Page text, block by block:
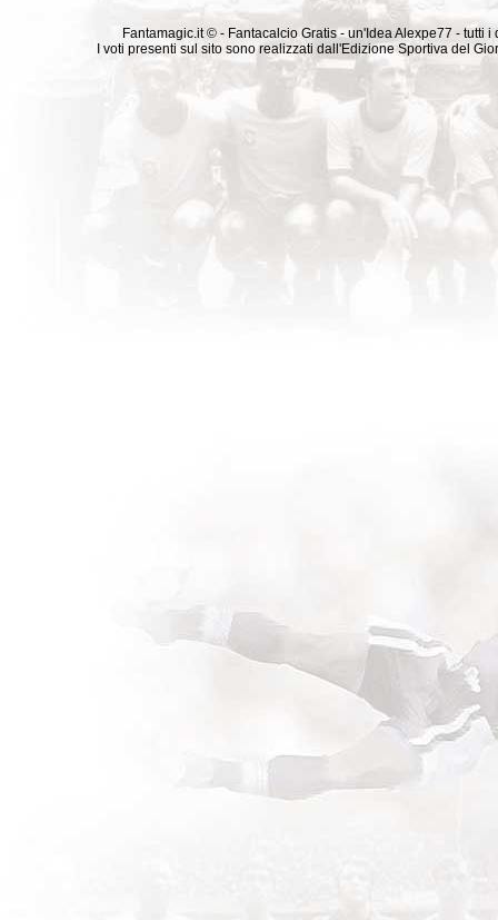
Fantamagic.it © - Fantacalcio Gratis - un'Idea Alexpe77 -
I voti presenti sul sito sono realizzati dall'Edizione Sportiva del